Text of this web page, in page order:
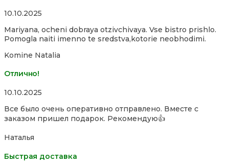
Rated
out
of
10.10.2025
Mariyana, ocheni dobraya otzivchivaya. Vse bistro prishlo.
Pomogla naiti imenno te sredstva,kotorie neobhodimi.
Komine Natalia
Отлично!
Rated
out
of
10.10.2025
Все было очень оперативно отправлено. Вместе с
заказом пришел подарок. Рекомендую👍
Наталья
Быстрая доставка